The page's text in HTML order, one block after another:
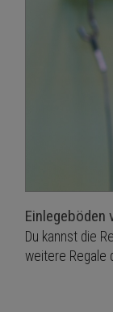
Einlegeböden
Du kannst die
weitere Regale